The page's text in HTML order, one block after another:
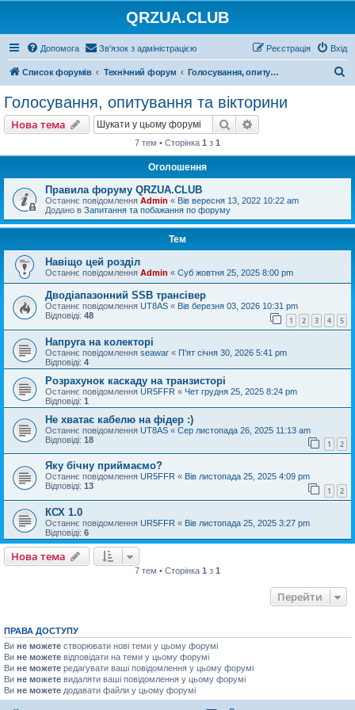
QRZUA.CLUB
Допомога Зв'язок з адміністрацією Вхід
Реєстрація
Список форумів Технічний форум Голосування, опитування та вікторини
Голосування, опитування та вікторини
Нова тема Пошук
7 тем • Сторінка 1 з 1
Оголошення
Правила форуму QRZUA.CLUB
Останнє повідомлення Admin « Вів вересня 13, 2022 10:22 am
Додано в Запитання та побажання по форуму
Тем
Навіщо цей розділ
Останнє повідомлення Admin « Суб жовтня 25, 2025 8:00 pm
Дводіапазонний SSB трансівер
Останнє повідомлення UT8AS « Вів березня 03, 2026 10:31 pm
Відповіді: 48 1 2 3 4 5
Напруга на колекторі
Останнє повідомлення seawar « П'ят січня 30, 2026 5:41 pm
Відповіді: 4
Розрахунок каскаду на транзисторі
Останнє повідомлення UR5FFR « Чет грудня 25, 2025 8:24 pm
Відповіді: 1
Не хватає кабелю на фідер :)
Останнє повідомлення UT8AS « Сер листопада 26, 2025 11:13 am
Відповіді: 18 1 2
Яку бічну приймаємо?
Останнє повідомлення UR5FFR « Вів листопада 25, 2025 4:09 pm
Відповіді: 13 1 2
КСХ 1.0
Останнє повідомлення UR5FFR « Вів листопада 25, 2025 3:27 pm
Відповіді: 6
Нова тема
7 тем • Сторінка 1 з 1
Перейти
ПРАВА ДОСТУПУ
Ви не можете створювати нові теми у цьому форумі
Ви не можете відповідати на теми у цьому форумі
Ви не можете редагувати ваші повідомлення у цьому форумі
Ви не можете видаляти ваші повідомлення у цьому форумі
Ви не можете додавати файли у цьому форумі